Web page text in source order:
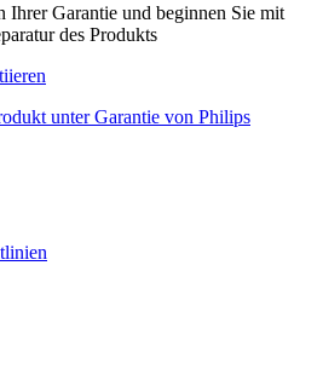
Ihrer Garantie und beginnen Sie mit
des Produkts
unter Garantie von Philips